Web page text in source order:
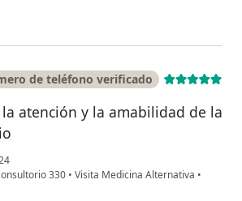
de teléfono verificado
atención y la amabilidad de la
330 • Visita Medicina Alternativa •